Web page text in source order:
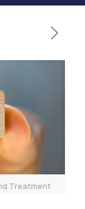
Treatment